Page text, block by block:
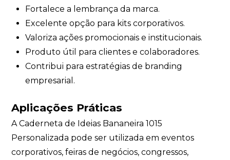
Fortalece a lembrança da marca.
Excelente opção para kits corporativos.
Valoriza ações promocionais e institucionais.
Produto útil para clientes e colaboradores.
Contribui para estratégias de branding
empresarial.
Aplicações Práticas
A Caderneta de Ideias Bananeira 1015
Personalizada pode ser utilizada em eventos
corporativos, feiras de negócios, congressos,